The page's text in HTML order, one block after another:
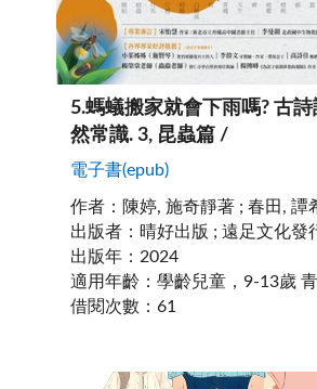
5.螞蟻搬家就會下雨嗎? 古詩
然常識. 3, 昆蟲篇 /
電子書(epub)
作者： 陳婷, 施奇靜著 ; 春田, 譚
出版者： 晴好出版 ; 遠足文化發
出版年： 2024
適用年齡： 學齡兒童，9-13歲 青少年
借閱次數 ： 61